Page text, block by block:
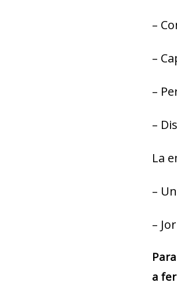
–
–
–
–
La
–
–
a